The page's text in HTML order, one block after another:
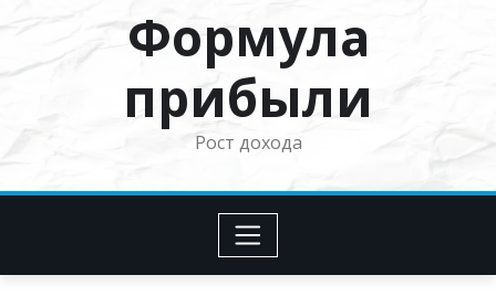
Формула
прибыли
Рост дохода